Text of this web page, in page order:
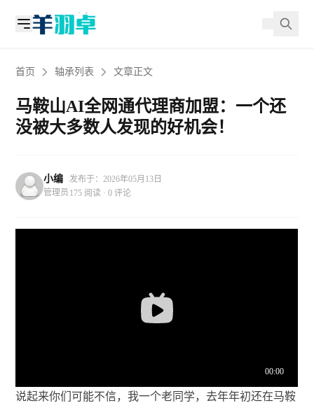
首页 轴承列表 文章正文
马鞍山AI全网通代理商加盟：一个还
没被大多数人发现的好机会！
小编
管理员
发布于：2026年05月13日
175 阅读 · 0 评论
说起来你们可能不信，我一个老同学，去年年初还在马鞍